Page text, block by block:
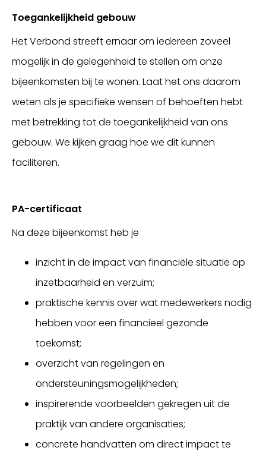
Toegankelijkheid gebouw
Het Verbond streeft ernaar om iedereen zoveel
mogelijk in de gelegenheid te stellen om onze
bijeenkomsten bij te wonen. Laat het ons daarom
weten als je specifieke wensen of behoeften hebt
met betrekking tot de toegankelijkheid van ons
gebouw. We kijken graag hoe we dit kunnen
faciliteren.
PA-certificaat
Na deze bijeenkomst heb je
inzicht in de impact van financiële situatie op
inzetbaarheid en verzuim;
praktische kennis over wat medewerkers nodig
hebben voor een financieel gezonde
toekomst;
overzicht van regelingen en
ondersteuningsmogelijkheden;
inspirerende voorbeelden gekregen uit de
praktijk van andere organisaties;
concrete handvatten om direct impact te